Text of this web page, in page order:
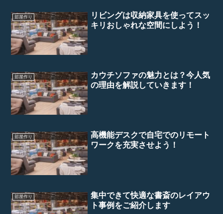
部屋作り
リビングは収納家具を使ってスッ
キリおしゃれな空間にしよう！
部屋作り
カウチソファの魅力とは？今人気
の理由を解説していきます！
部屋作り
高機能デスクで自宅でのリモート
ワークを充実させよう！
部屋作り
集中できて快適な書斎のレイアウ
ト事例をご紹介します